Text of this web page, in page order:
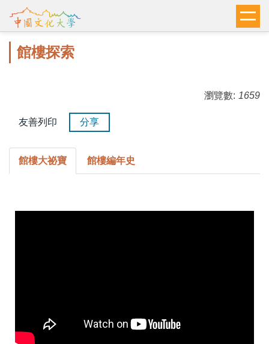
到
館樓探索
瀏覽數: 1659
友善列印 分享
館樓大祕寶 館樓編年史